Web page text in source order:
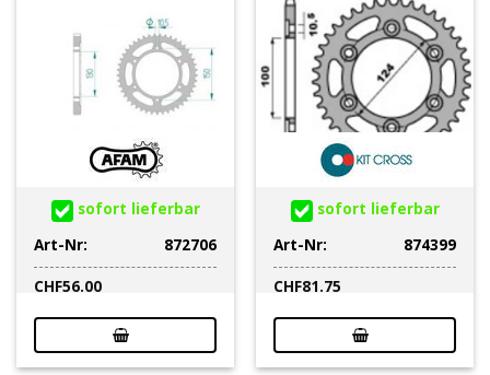
sofort lieferbar
Art-Nr:
872706
CHF56.00
sofort lieferbar
Art-Nr:
874399
CHF81.75